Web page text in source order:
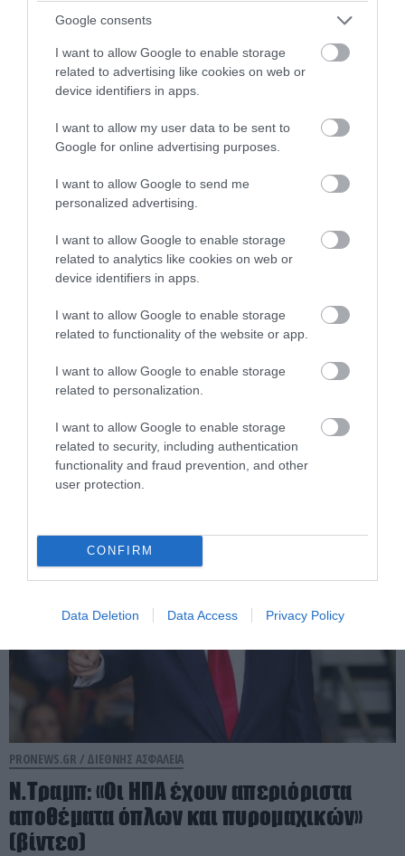
Google consents
I want to allow Google to enable storage
related to advertising like cookies on web or
device identifiers in apps.
I want to allow my user data to be sent to
Google for online advertising purposes.
I want to allow Google to send me
personalized advertising.
I want to allow Google to enable storage
related to analytics like cookies on web or
device identifiers in apps.
I want to allow Google to enable storage
related to functionality of the website or app.
I want to allow Google to enable storage
related to personalization.
I want to allow Google to enable storage
related to security, including authentication
functionality and fraud prevention, and other
user protection.
CONFIRM
Data Deletion Data Access Privacy Policy
Β.Πούτιν μπορεί να επιχειρήσει
περιορισμένη στρατιωτική επιχείρηση
στην Ευρώπη»
07.08.2026 | 08:57
PRONEWS.GR /ΔΙΕΘΝΗΣ ΑΣΦΑΛΕΙΑ
του Ορμούζ: Μόλις 33 διέσχισαν το
θαλάσσιο πέρασμα μέσα σε 4 ημέρες
PRONEWS.GR / ΔΙΕΘΝΗΣ ΑΣΦΑΛΕΙΑ
Ν.Τραμπ: «Οι ΗΠΑ έχουν απεριόριστα
αποθέματα όπλων και πυρομαχικών»
(βίντεο)